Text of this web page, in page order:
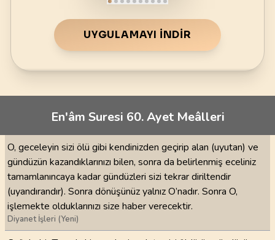
UYGULAMAYI İNDIR
En'âm Suresi 60. Ayet Meâlleri
O, geceleyin sizi ölü gibi kendinizden geçirip alan (uyutan) ve
gündüzün kazandıklarınızı bilen, sonra da belirlenmiş eceliniz
tamamlanıncaya kadar gündüzleri sizi tekrar diriltendir
(uyandırandır). Sonra dönüşünüz yalnız O’nadır. Sonra O,
işlemekte olduklarınızı size haber verecektir.
Diyanet İşleri (Yeni)